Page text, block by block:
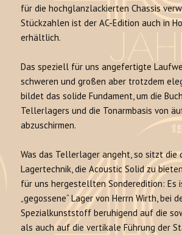
für die hochglanzlackierten Chassis
Stückzahlen ist der AC-Edition auch in
erhältlich.
Das speziell für uns angefertigte
schweren und großen aber trotzdem
bildet das solide Fundament, um die
Tellerlagers und die Tonarmbasis von
abzuschirmen.
Was das Tellerlager angeht, so sitzt die
Lagertechnik, die Acoustic Solid zu
für uns hergestellten Sonderedition: Es
„gegossene“ Lager von Herrn Wirth, bei
Spezialkunststoff beruhigend auf die
als auch auf die vertikale Führung der